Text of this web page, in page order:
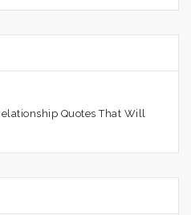
Quotes That Will